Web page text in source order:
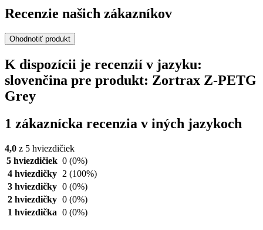
Recenzie našich zákazníkov
Ohodnotiť produkt
K dispozícii je recenzií v jazyku:
slovenčina pre produkt: Zortrax Z-PETG
Grey
1 zákaznícka recenzia v iných jazykoch
4,0 z 5 hviezdičiek
5 hviezdičiek 0 (0%)
4 hviezdičky
2 (100%)
3 hviezdičky 0 (0%)
2 hviezdičky 0 (0%)
1 hviezdička 0 (0%)